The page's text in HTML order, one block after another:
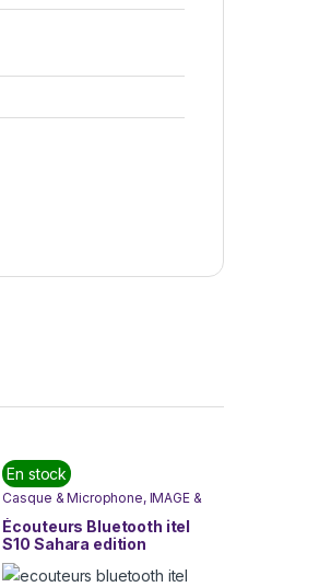
En stock
Casque & Microphone, IMAGE &
arrivage,Son
Écouteurs Bluetooth itel
S10 Sahara edition
(S10SAHARAPINK)